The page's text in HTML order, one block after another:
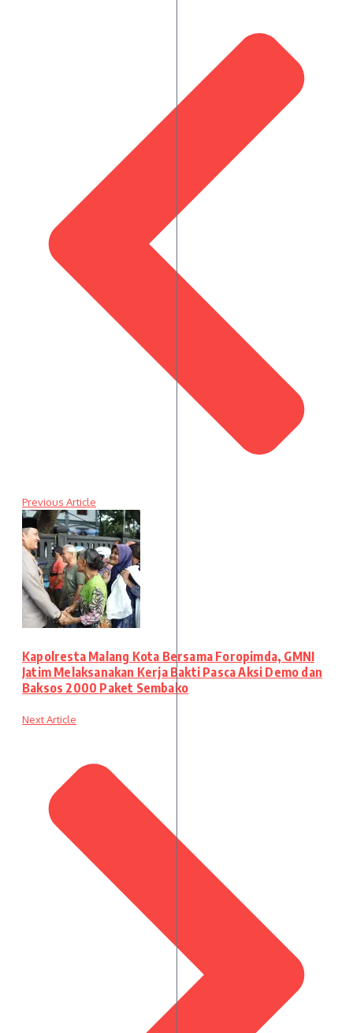
Previous Article
Kapolresta Malang Kota Bersama Foropimda, GMNI
Jatim Melaksanakan Kerja Bakti Pasca Aksi Demo dan
Baksos 2000 Paket Sembako
Next Article